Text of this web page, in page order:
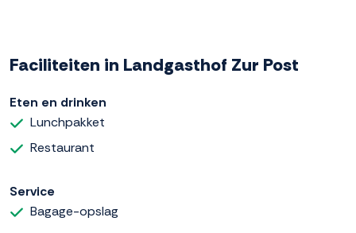
Faciliteiten in Landgasthof Zur Post
Eten en drinken
Lunchpakket
Restaurant
Service
Bagage-opslag